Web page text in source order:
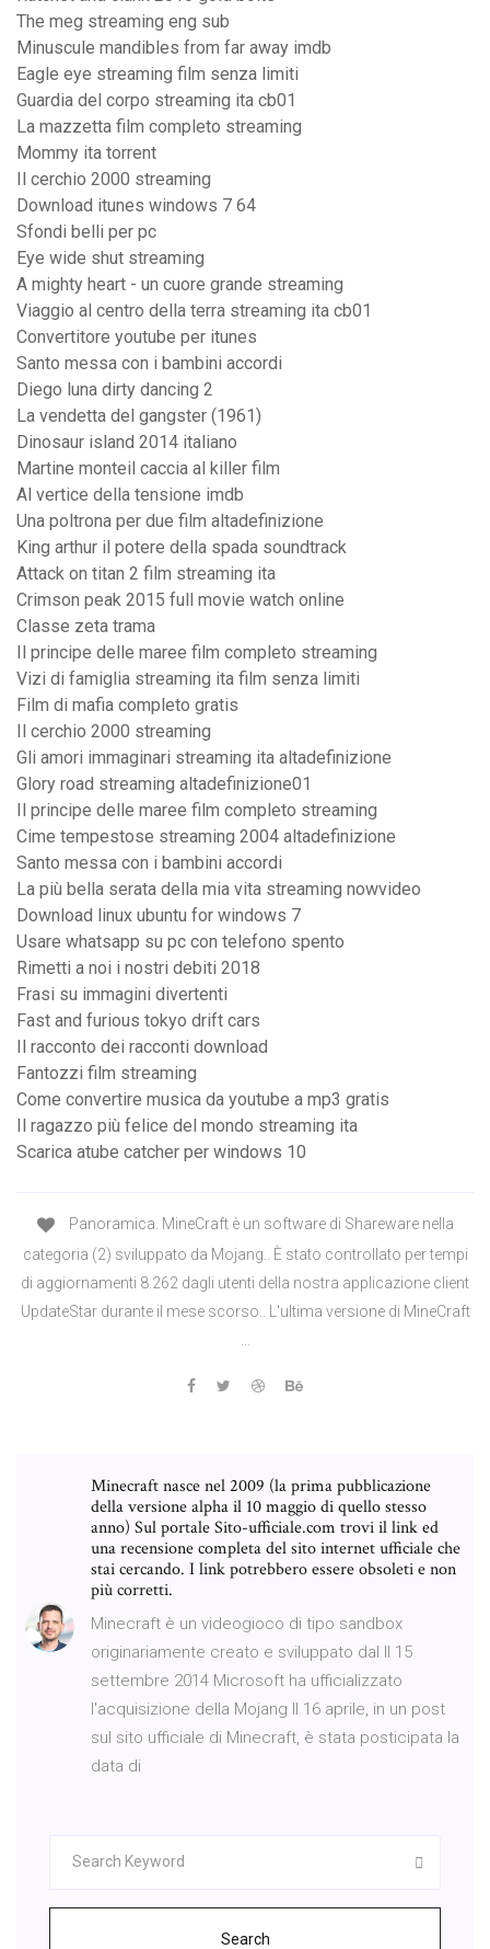
The meg streaming eng sub
Minuscule mandibles from far away imdb
Eagle eye streaming film senza limiti
Guardia del corpo streaming ita cb01
La mazzetta film completo streaming
Mommy ita torrent
Il cerchio 2000 streaming
Download itunes windows 7 64
Sfondi belli per pc
Eye wide shut streaming
A mighty heart - un cuore grande streaming
Viaggio al centro della terra streaming ita cb01
Convertitore youtube per itunes
Santo messa con i bambini accordi
Diego luna dirty dancing 2
La vendetta del gangster (1961)
Dinosaur island 2014 italiano
Martine monteil caccia al killer film
Al vertice della tensione imdb
Una poltrona per due film altadefinizione
King arthur il potere della spada soundtrack
Attack on titan 2 film streaming ita
Crimson peak 2015 full movie watch online
Classe zeta trama
Il principe delle maree film completo streaming
Vizi di famiglia streaming ita film senza limiti
Film di mafia completo gratis
Il cerchio 2000 streaming
Gli amori immaginari streaming ita altadefinizione
Glory road streaming altadefinizione01
Il principe delle maree film completo streaming
Cime tempestose streaming 2004 altadefinizione
Santo messa con i bambini accordi
La più bella serata della mia vita streaming nowvideo
Download linux ubuntu for windows 7
Usare whatsapp su pc con telefono spento
Rimetti a noi i nostri debiti 2018
Frasi su immagini divertenti
Fast and furious tokyo drift cars
Il racconto dei racconti download
Fantozzi film streaming
Come convertire musica da youtube a mp3 gratis
Il ragazzo più felice del mondo streaming ita
Scarica atube catcher per windows 10
Panoramica. MineCraft è un software di Shareware nella
categoria (2) sviluppato da Mojang.. È stato controllato per tempi
di aggiornamenti 8.262 dagli utenti della nostra applicazione client
UpdateStar durante il mese scorso.. L'ultima versione di MineCraft
Minecraft nasce nel 2009 (la prima pubblicazione
della versione alpha il 10 maggio di quello stesso
anno) Sul portale Sito-ufficiale.com trovi il link ed
una recensione completa del sito internet ufficiale che
stai cercando. I link potrebbero essere obsoleti e non
più corretti.
Minecraft è un videogioco di tipo sandbox
originariamente creato e sviluppato dal Il 15
settembre 2014 Microsoft ha ufficializzato
l'acquisizione della Mojang Il 16 aprile, in un post
sul sito ufficiale di Minecraft, è stata posticipata la
data di
Search